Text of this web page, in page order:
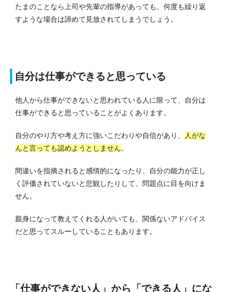
たまのことなら上司や先輩の指導があっても、何度も繰り返
すような場合は諦めて見放されてしまうでしょう。
自分は仕事ができると思っている
他人から仕事ができないと思われている人に限って、自分は
仕事ができると思っていることがよくあります。
自分のやり方や考え方に強いこだわりや自信があり、
人がな
んと言っても認めようとしません。
間違いを指摘されると感情的になったり、自分の能力が正し
く評価されていないと悲観したりして、問題点に目を向けま
せん。
親身になって教えてくれる人がいても、関係ないアドバイス
だと思ってスルーしていることもあります。
「仕事ができない人」から「できる人」にな